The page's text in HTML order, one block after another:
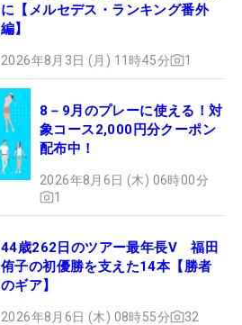
に【メルセデス・ランキング番外
編】
2026年8月3日 (月) 11時45分 1
8－9月のプレーに使える！対
象コース2,000円分クーポン
配布中！
2026年8月6日 (木) 06時00分
1
44歳262日のツアー最年長V 福田
侑子の初優勝を支えた14本【勝者
のギア】
2026年8月6日 (木) 08時55分 32